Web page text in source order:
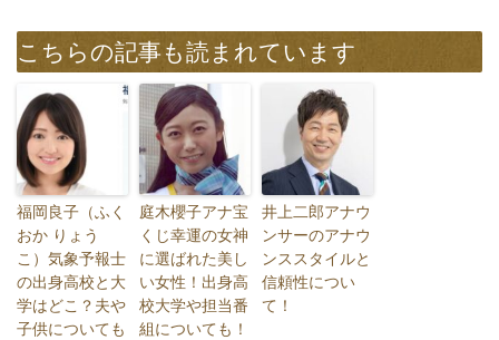
こちらの記事も読まれています
福岡良子（ふく
おか りょう
こ）気象予報士
の出身高校と大
学はどこ？夫や
子供についても
庭木櫻子アナ宝
くじ幸運の女神
に選ばれた美し
い女性！出身高
校大学や担当番
組についても！
井上二郎アナウ
ンサーのアナウ
ンススタイルと
信頼性につい
て！